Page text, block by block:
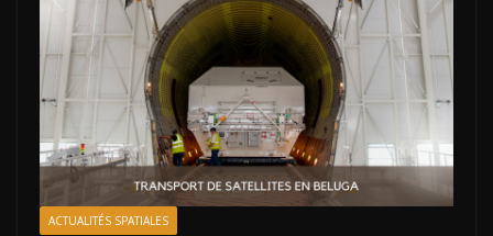
ACTUALITÉS SPATIALES